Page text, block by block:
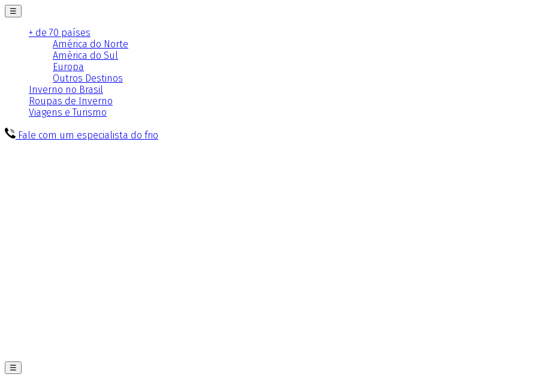
☰
+ de 70 países
América do Norte
América do Sul
Europa
Outros Destinos
Inverno no Brasil
Roupas de Inverno
Viagens e Turismo
Fale com um especialista do frio
☰